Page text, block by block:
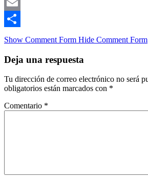
Mastodon
Email
Compartir
Show Comment Form Hide Comment Form
Deja una respuesta
Tu dirección de correo electrónico no será
obligatorios están marcados con *
Comentario *